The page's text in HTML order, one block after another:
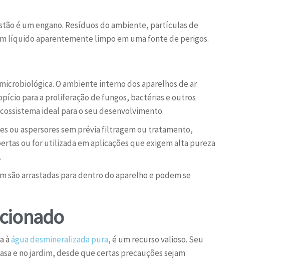
é um engano. Resíduos do ambiente, partículas de
líquido aparentemente limpo em uma fonte de perigos.
O ambiente interno dos aparelhos de ar
para a proliferação de fungos, bactérias e outros
ideal para o seu desenvolvimento.
ou aspersores sem prévia filtragem ou tratamento,
ou for utilizada em aplicações que exigem alta pureza
arrastadas para dentro do aparelho e podem se
àágua desmineralizada pura, é um recurso valioso. Seu
e no jardim, desde que certas precauções sejam